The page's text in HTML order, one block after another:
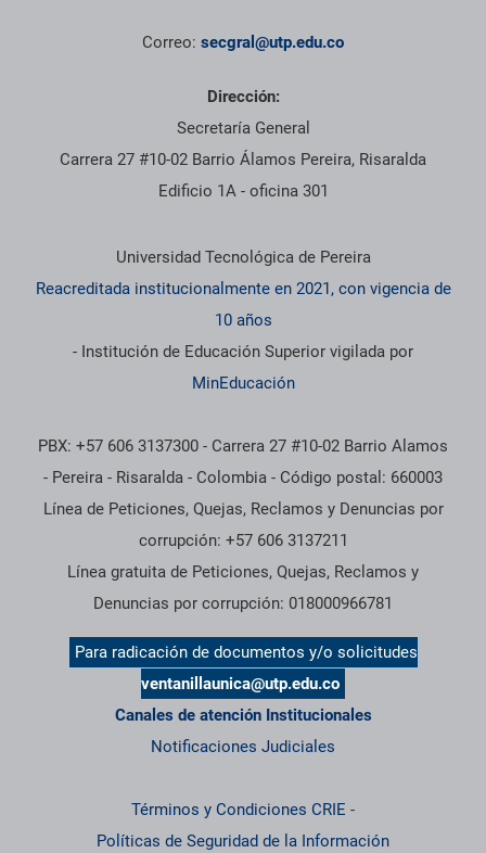
Correo: secgral@utp.edu.co
Dirección:
Secretaría General
Carrera 27 #10-02 Barrio Álamos Pereira, Risaralda
Edificio 1A - oficina 301
Información institucional
Universidad Tecnológica de Pereira
Reacreditada institucionalmente en 2021, con vigencia de
10 años
- Institución de Educación Superior vigilada por
MinEducación
PBX: +57 606 3137300 - Carrera 27 #10-02 Barrio Alamos
- Pereira - Risaralda - Colombia - Código postal: 660003
Línea de Peticiones, Quejas, Reclamos y Denuncias por
corrupción: +57 606 3137211
Línea gratuita de Peticiones, Quejas, Reclamos y
Denuncias por corrupción: 018000966781
Para radicación de documentos y/o solicitudes
ventanillaunica@utp.edu.co
Canales de atención Institucionales
Notificaciones Judiciales
Términos y Condiciones CRIE -
Políticas de Seguridad de la Información